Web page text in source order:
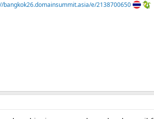
bangkok26.domainsummit.asia/e/2138700650